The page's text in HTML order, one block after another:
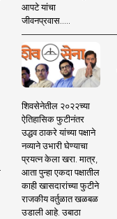
आपटे यांचा
जीवनप्रवास.....
शिवसेनेतील २०२२च्या
ऐतिहासिक फुटीनंतर
उद्धव ठाकरे यांच्या पक्षाने
नव्याने उभारी घेण्याचा
प्रयत्न केला खरा. मात्र,
आता पुन्हा एकदा पक्षातील
काही खासदारांच्या फुटीने
राजकीय वर्तुळात खळबळ
उडाली आहे. उबाठा